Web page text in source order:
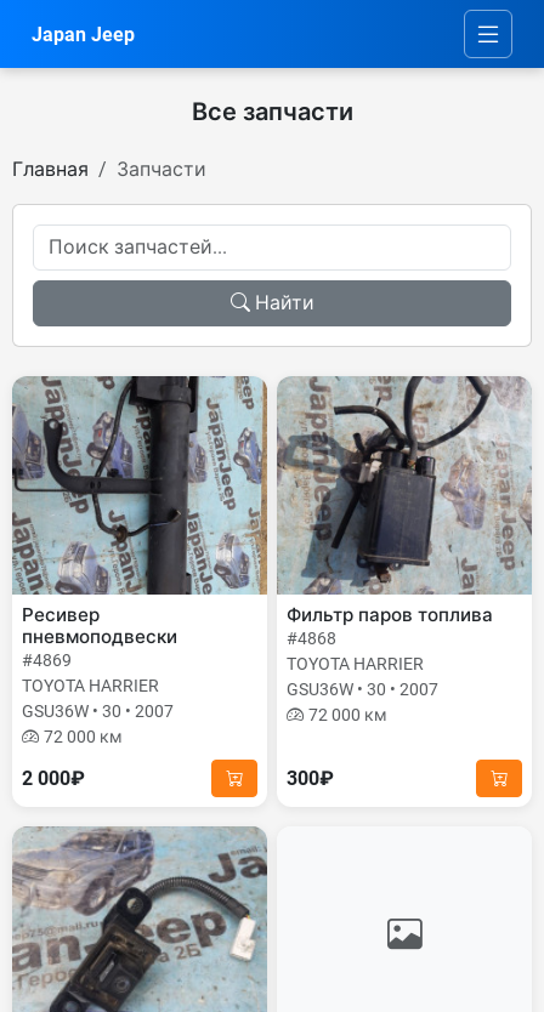
Japan Jeep
Все запчасти
Главная Запчасти
Найти
Ресивер
пневмоподвески
#4869
TOYOTA HARRIER
GSU36W • 30 • 2007
72 000 км
2 000₽
Фильтр паров топлива
#4868
TOYOTA HARRIER
GSU36W • 30 • 2007
72 000 км
300₽